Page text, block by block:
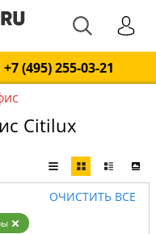
+7 (495) 255-03-21
Citilux
ОЧИСТИТЬ ВСЕ